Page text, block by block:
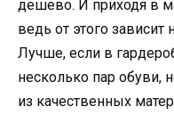
дешево. И приходя в
ведь от этого
Лучше, если в
несколько пар обуви,
из качественных